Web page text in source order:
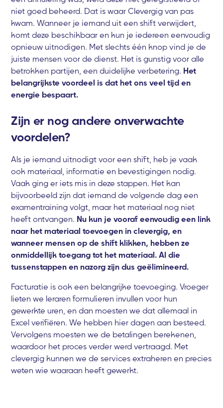
niet goed beheerd. Dat is waar Clevergig van pas
kwam. Wanneer je iemand uit een shift verwijdert,
komt deze beschikbaar en kun je iedereen eenvoudig
opnieuw uitnodigen. Met slechts één knop vind je de
juiste mensen voor de dienst. Het is gunstig voor alle
betrokken partijen, een duidelijke verbetering. Het
belangrijkste voordeel is dat het ons veel tijd en
energie bespaart.
Zijn er nog andere onverwachte
voordelen?
Als je iemand uitnodigt voor een shift, heb je vaak
ook materiaal, informatie en bevestigingen nodig.
Vaak ging er iets mis in deze stappen. Het kan
bijvoorbeeld zijn dat iemand de volgende dag een
examentraining volgt, maar het materiaal nog niet
heeft ontvangen. Nu kun je vooraf eenvoudig een link
naar het materiaal toevoegen in clevergig, en
wanneer mensen op de shift klikken, hebben ze
onmiddellijk toegang tot het materiaal. Al die
tussenstappen en nazorg zijn dus geëlimineerd.
Facturatie is ook een belangrijke toevoeging. Vroeger
lieten we leraren formulieren invullen voor hun
gewerkte uren, en dan moesten we dat allemaal in
Excel verifiëren. We hebben hier dagen aan besteed.
Vervolgens moesten we de betalingen berekenen,
waardoor het proces verder werd vertraagd. Met
clevergig kunnen we de services extraheren en precies
weten wie waaraan heeft gewerkt.